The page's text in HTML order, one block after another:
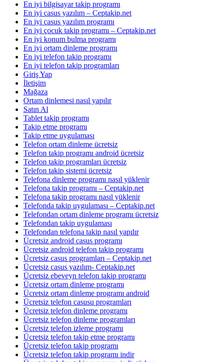
En iyi bilgisayar takip programı
En iyi casus yazılım – Ceptakip.net
En iyi casus yazılım programı
En iyi çocuk takip programı – Ceptakip.net
En iyi konum bulma programı
En iyi ortam dinleme programı
En iyi telefon takip programı
En iyi telefon takip programları
Giriş Yap
İletişim
Mağaza
Ortam dinlemesi nasıl yapılır
Satın Al
Tablet takip programı
Takip etme programı
Takip etme uygulaması
Telefon ortam dinleme ücretsiz
Telefon takip programı android ücretsiz
Telefon takip programları ücretsiz
Telefon takip sistemi ücretsiz
Telefona dinleme programı nasıl yüklenir
Telefona takip programı – Ceptakip.net
Telefona takip programı nasıl yüklenir
Telefonda takip uygulaması – Ceptakip.net
Telefondan ortam dinleme programı ücretsiz
Telefondan takip uygulaması
Telefondan telefona takip nasıl yapılır
Ücretsiz android casus programı
Ücretsiz android telefon takip programı
Ücretsiz casus programları – Ceptakip.net
Ücretsiz casus yazılım- Ceptakip.net
Ücretsiz ebeveyn telefon takip programı
Ücretsiz ortam dinleme programı
Ücretsiz ortam dinleme programı android
Ücretsiz telefon casusu programları
Ücretsiz telefon dinleme programı
Ücretsiz telefon dinleme programları
Ücretsiz telefon izleme programı
Ücretsiz telefon takip etme programı
Ücretsiz telefon takip programı
Ücretsiz telefon takip programı indir